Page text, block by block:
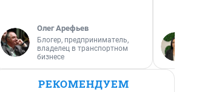
Олег Арефьев
Блогер, предприниматель,
владелец в транспортном
бизнесе
РЕКОМЕНДУЕМ